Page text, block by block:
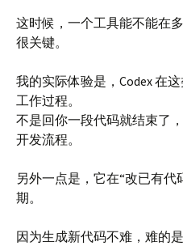
这时候，一个工具能不能在
很关键。
我的实际体验是，Codex 在
工作过程。
不是回你一段代码就结束了
开发流程。
另外一点是，它在“改已有
期。
因为生成新代码不难，难的